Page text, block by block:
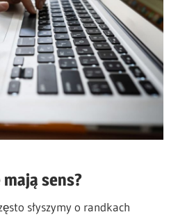
sens?
słyszymy o randkach